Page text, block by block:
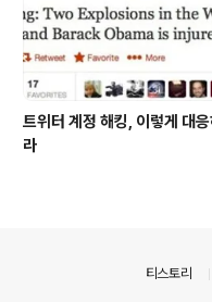
트위터 계정 해킹, 이렇게 대
라
티스토리